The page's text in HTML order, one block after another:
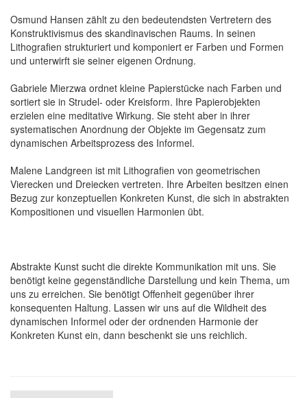
Osmund Hansen zählt zu den bedeutendsten Vertretern des
Konstruktivismus des skandinavischen Raums. In seinen
Lithografien strukturiert und komponiert er Farben und Formen
und unterwirft sie seiner eigenen Ordnung.
Gabriele Mierzwa ordnet kleine Papierstücke nach Farben und
sortiert sie in Strudel- oder Kreisform. Ihre Papierobjekten
erzielen eine meditative Wirkung. Sie steht aber in ihrer
systematischen Anordnung der Objekte im Gegensatz zum
dynamischen Arbeitsprozess des Informel.
Malene Landgreen ist mit Lithografien von geometrischen
Vierecken und Dreiecken vertreten. Ihre Arbeiten besitzen einen
Bezug zur konzeptuellen Konkreten Kunst, die sich in abstrakten
Kompositionen und visuellen Harmonien übt.
Abstrakte Kunst sucht die direkte Kommunikation mit uns. Sie
benötigt keine gegenständliche Darstellung und kein Thema, um
uns zu erreichen. Sie benötigt Offenheit gegenüber ihrer
konsequenten Haltung. Lassen wir uns auf die Wildheit des
dynamischen Informel oder der ordnenden Harmonie der
Konkreten Kunst ein, dann beschenkt sie uns reichlich.